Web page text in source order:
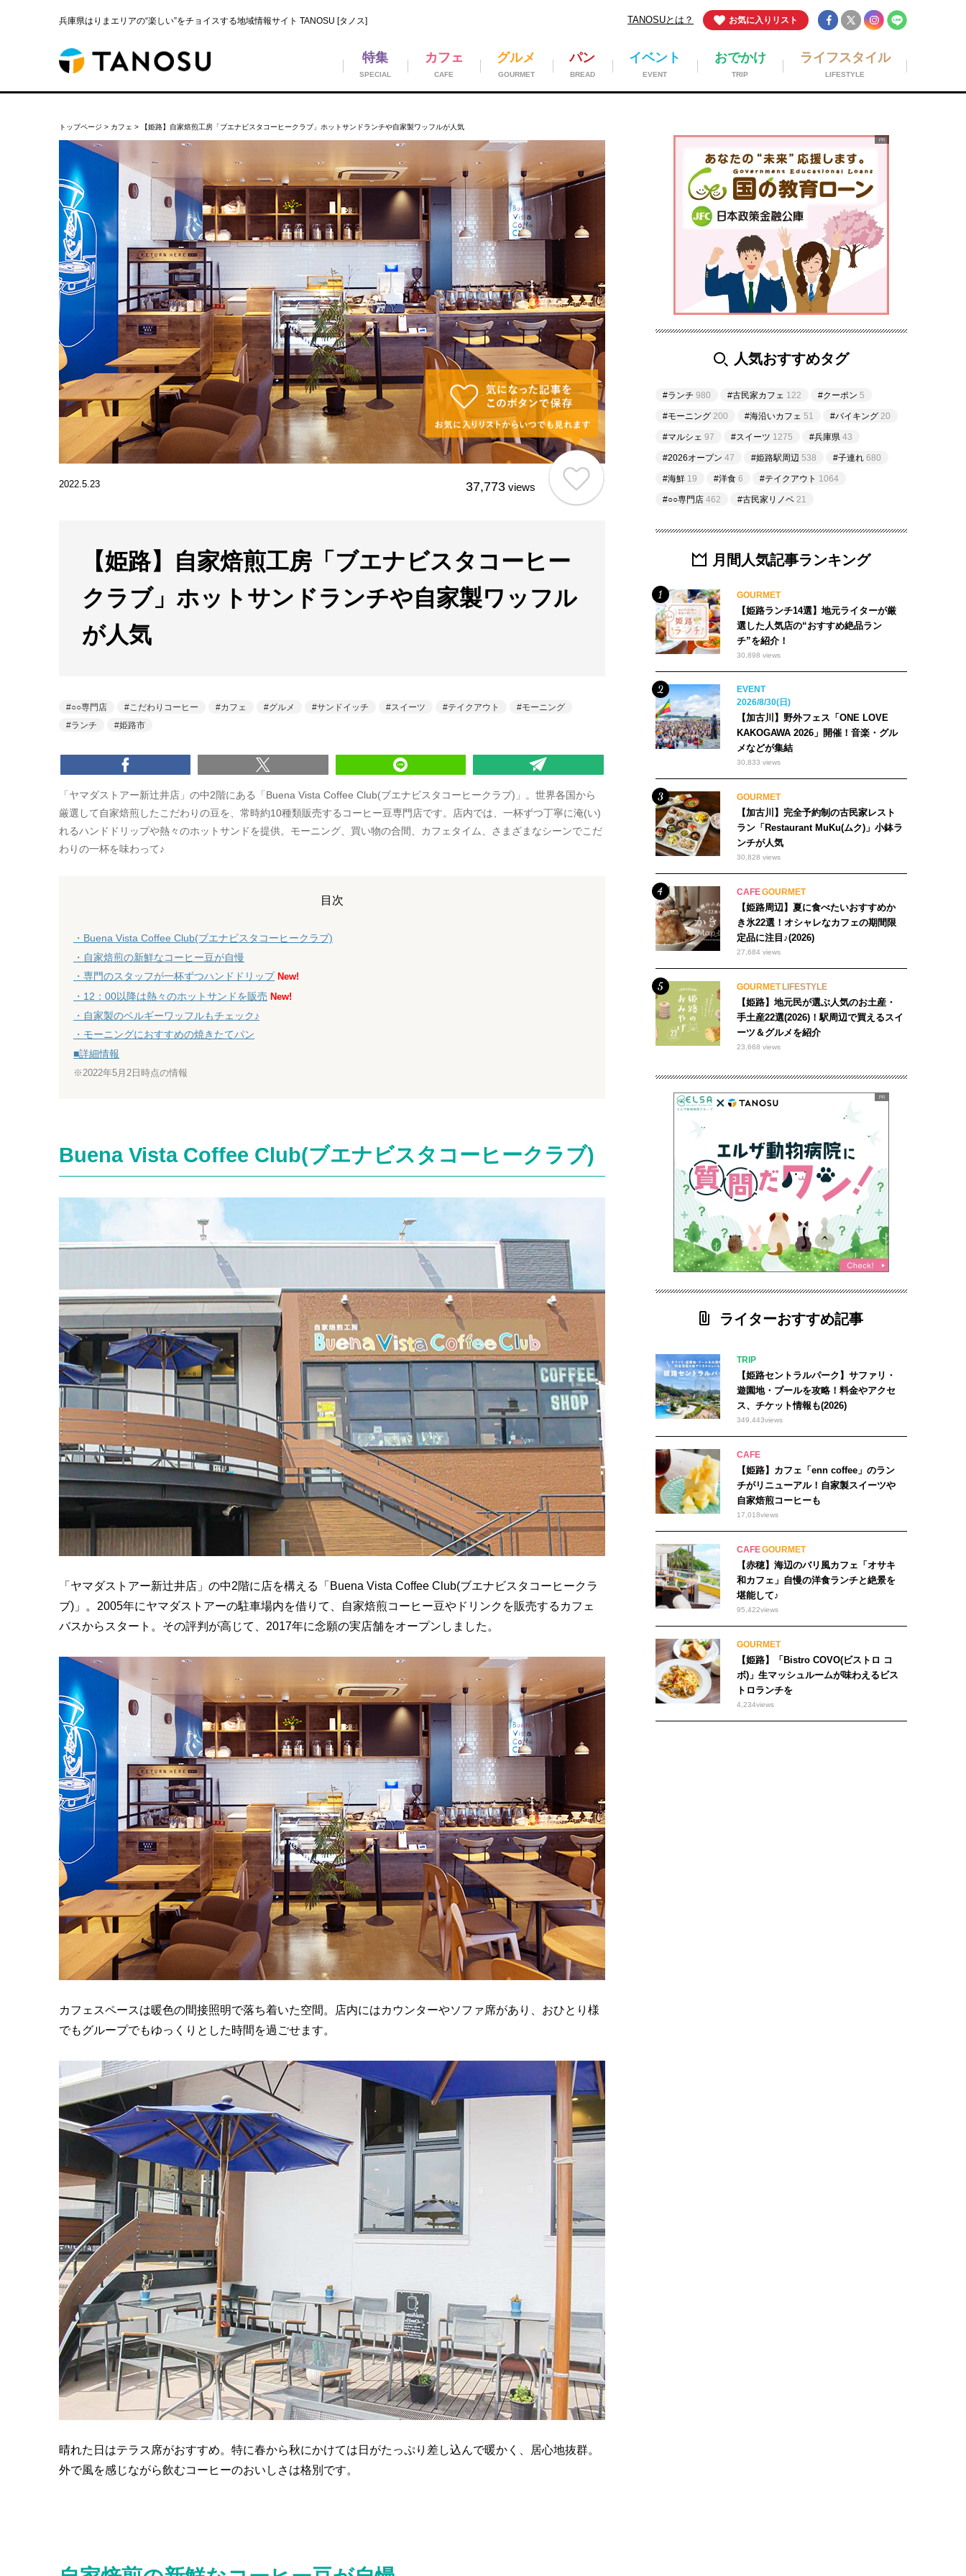
兵庫県はりまエリアの“楽しい”をチョイスする地域情報サイト TANOSU [タノス] お気に入りリスト
TANOSUとは？
ライフスタイル
LIFESTYLE
おでかけ
TRIP
イベント
EVENT
パン
BREAD
グルメ
GOURMET
カフェ
CAFE
特集
SPECIAL
トップページ > カフェ > 【姫路】自家焙煎工房「ブエナビスタコーヒークラブ」ホットサンドランチや自家製ワッフルが人気
2022.5.23 37,773views
【姫路】自家焙煎工房「ブエナビスタコーヒー
クラブ」ホットサンドランチや自家製ワッフル
が人気
○○専門店 こだわりコーヒー カフェ グルメ サンドイッチ スイーツ テイクアウト
モーニング
ランチ
姫路市
「ヤマダストアー新辻井店」の中2階にある「Buena Vista Coffee Club(ブエナビスタコーヒークラブ)」。世界各国から
厳選して自家焙煎したこだわりの豆を、常時約10種類販売するコーヒー豆専門店です。店内では、一杯ずつ丁寧に淹(い)
れるハンドドリップや熱々のホットサンドを提供。モーニング、買い物の合間、カフェタイム、さまざまなシーンでこだ
わりの一杯を味わって♪
目次
・Buena Vista Coffee Club(ブエナビスタコーヒークラブ)
・自家焙煎の新鮮なコーヒー豆が自慢
・専門のスタッフが一杯ずつハンドドリップ New!
・12：00以降は熱々のホットサンドを販売 New!
・自家製のベルギーワッフルもチェック♪
・モーニングにおすすめの焼きたてパン
■詳細情報
※2022年5月2日時点の情報
Buena Vista Coffee Club(ブエナビスタコーヒークラブ)
「ヤマダストアー新辻井店」の中2階に店を構える「Buena Vista Coffee Club(ブエナビスタコーヒークラ
ブ)」。2005年にヤマダストアーの駐車場内を借りて、自家焙煎コーヒー豆やドリンクを販売するカフェ
バスからスタート。その評判が高じて、2017年に念願の実店舗をオープンしました。
カフェスペースは暖色の間接照明で落ち着いた空間。店内にはカウンターやソファ席があり、おひとり様
でもグループでもゆっくりとした時間を過ごせます。
晴れた日はテラス席がおすすめ。特に春から秋にかけては日がたっぷり差し込んで暖かく、居心地抜群。
外で風を感じながら飲むコーヒーのおいしさは格別です。
人気おすすめタグ
#ランチ 980 #古民家カフェ 122 #クーポン 5
#モーニング 200 #海沿いカフェ 51 #バイキング 20
#マルシェ 97 #スイーツ 1275 #兵庫県 43
#2026オープン 47 #姫路駅周辺 538 #子連れ 680
#海鮮 19 #洋食 6 #テイクアウト 1064
#○○専門店 462 #古民家リノベ 21
月間人気記事ランキング
GOURMET
【姫路ランチ14選】地元ライターが厳
選した人気店の“おすすめ絶品ラン
チ”を紹介！
30,898 views
EVENT
2026/8/30(日)
【加古川】野外フェス「ONE LOVE
KAKOGAWA 2026」開催！音楽・グル
メなどが集結
30,833 views
GOURMET
【加古川】完全予約制の古民家レスト
ラン「Restaurant MuKu(ムク)」小鉢ラ
ンチが人気
30,828 views
CAFEGOURMET
【姫路周辺】夏に食べたいおすすめか
き氷22選！オシャレなカフェの期間限
定品に注目♪(2026)
27,684 views
GOURMET LIFESTYLE
【姫路】地元民が選ぶ人気のお土産・
手土産22選(2026)！駅周辺で買えるスイ
ーツ＆グルメを紹介
23,668 views
ライターおすすめ記事
TRIP
【姫路セントラルパーク】サファリ・
遊園地・プールを攻略！料金やアクセ
ス、チケット情報も(2026)
349,443views
CAFE
【姫路】カフェ「enn coffee」のラン
チがリニューアル！自家製スイーツや
自家焙煎コーヒーも
17,018views
CAFEGOURMET
【赤穂】海辺のバリ風カフェ「オサキ
和カフェ」自慢の洋食ランチと絶景を
堪能して♪
95,422views
GOURMET
【姫路】「Bistro COVO(ビストロ コ
ボ)」生マッシュルームが味わえるビス
トロランチを
4,234views